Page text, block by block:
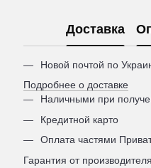
Доставка
Новой почтой по
Подробнее о доставке
Наличными при
Кредитной карто
Оплата частями
Гарантия от